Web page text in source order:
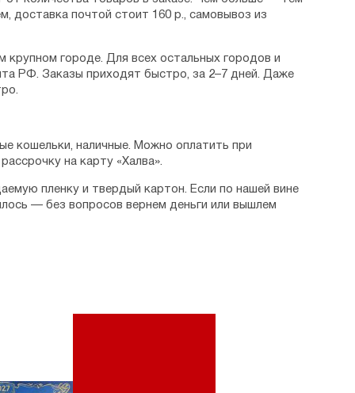
доставка почтой стоит 160 р., самовывоз из
крупном городе. Для всех остальных городов и
РФ. Заказы приходят быстро, за 2–7 дней. Даже
кошельки, наличные. Можно оплатить при
на карту «Халва».
пленку и твердый картон. Если по нашей вине
— без вопросов вернем деньги или вышлем